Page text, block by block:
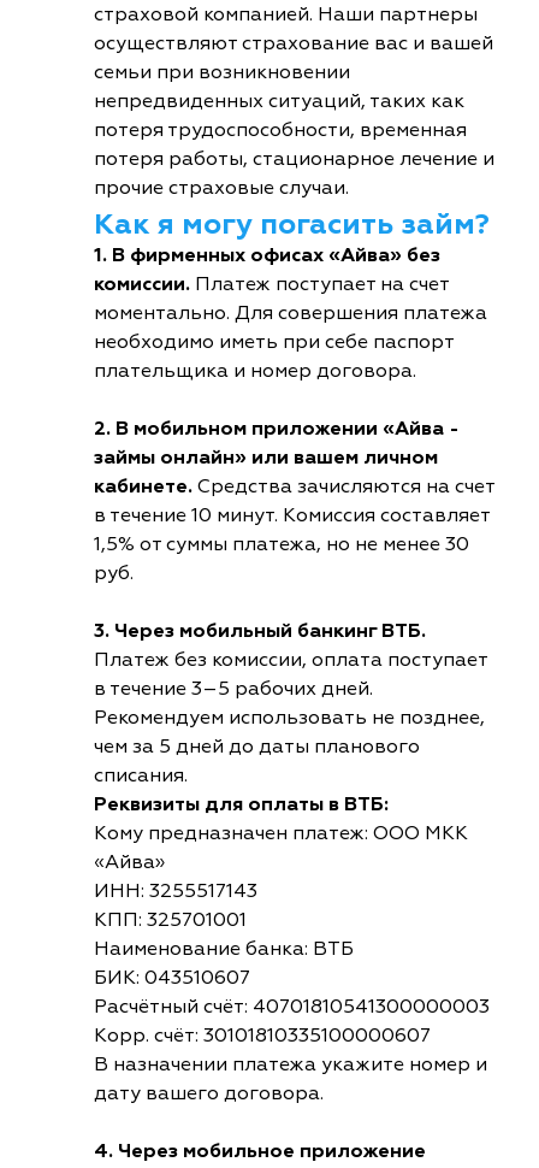
страховой компанией. Наши партнеры
осуществляют страхование вас и вашей
семьи при возникновении
непредвиденных ситуаций, таких как
потеря трудоспособности, временная
потеря работы, стационарное лечение и
прочие страховые случаи.
Как я могу погасить займ?
1. В фирменных офисах «Айва» без
комиссии. Платеж поступает на счет
моментально. Для совершения платежа
необходимо иметь при себе паспорт
плательщика и номер договора.
2. В мобильном приложении «Айва -
займы онлайн» или вашем личном
кабинете. Средства зачисляются на счет
в течение 10 минут. Комиссия составляет
1,5% от суммы платежа, но не менее 30
руб.
3. Через мобильный банкинг ВТБ.
Платеж без комиссии, оплата поступает
в течение 3–5 рабочих дней.
Рекомендуем использовать не позднее,
чем за 5 дней до даты планового
списания.
Реквизиты для оплаты в ВТБ:
Кому предназначен платеж: ООО МКК
«Айва»
ИНН: 3255517143
КПП: 325701001
Наименование банка: ВТБ
БИК: 043510607
Расчётный счёт: 40701810541300000003
Корр. счёт: 30101810335100000607
В назначении платежа укажите номер и
дату вашего договора.
4. Через мобильное приложение